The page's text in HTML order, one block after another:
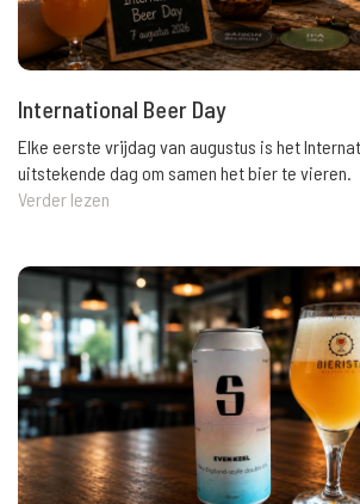
International Beer Day
Elke eerste vrijdag van augustus is het
uitstekende dag om samen het bier te vieren.
Verder lezen